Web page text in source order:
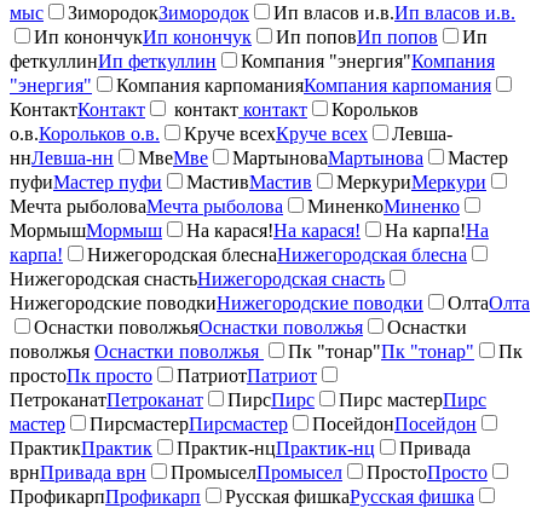
мыс
ЗимородокЗимородок Ип власов и.в.Ип власов и.в.
Ип конончукИп конончук Ип поповИп попов
Ип
феткуллинИп феткуллин Компания "энергия"Компания
"энергия"
Компания карпоманияКомпания карпомания
КонтактКонтакт контакт контакт
Корольков
о.в.Корольков о.в. Круче всехКруче всех
Левша-
ннЛевша-нн МвеМве МартыноваМартынова
Мастер
пуфиМастер пуфи МастивМастив МеркуриМеркури
Мечта рыболоваМечта рыболова МиненкоМиненко
МормышМормыш На карася!На карася! На карпа!На
карпа!
Нижегородская блеснаНижегородская блесна
Нижегородская снастьНижегородская снасть
Нижегородские поводкиНижегородские поводки ОлтаОлта
Оснастки поволжьяОснастки поволжья
Оснастки
поволжья Оснастки поволжья Пк "тонар"Пк "тонар"
Пк
простоПк просто ПатриотПатриот
ПетроканатПетроканат ПирсПирс Пирс мастерПирс
мастер
ПирсмастерПирсмастер ПосейдонПосейдон
ПрактикПрактик Практик-нцПрактик-нц
Привада
врнПривада врн ПромыселПромысел ПростоПросто
ПрофикарпПрофикарп Русская фишкаРусская фишка